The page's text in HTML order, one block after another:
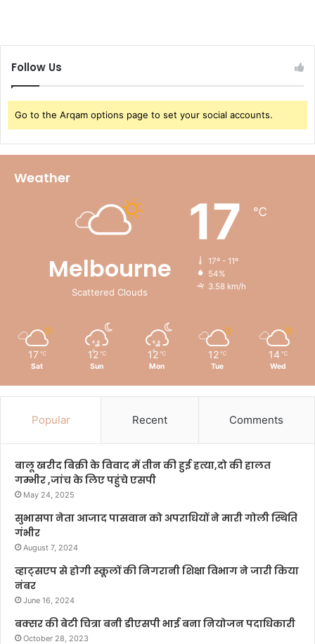
Follow Us
Go to the Arqam options page to set your social accounts.
Weather
Melbourne
Scattered Clouds
17 ℃
17º - 11º
54%
3.58 km/h
17 ℃
Sat
12 ℃
Sun
12 ℃
Mon
12 ℃
Tue
14 ℃
Wed
Popular Recent Comments
बालू खरीद बिक्री के विवाद में तीन की हुई हत्या,दो की हालत
गम्भीर ,जांच के लिए पहुंचे एसपी
May 24, 2025
सुभासपा नेता आजाद पासवान को अपराधियों ने मारी गोली स्थिति
गंभीर
August 7, 2024
व्हाट्सएप से होगी स्कूलों की निगरानी शिक्षा विभाग ने जारी किया
नंबर
June 16, 2024
बक्सर की बेटी चित्रा बनी डीएसपी भाई बना नियोजन पदाधिकारी
October 28, 2023